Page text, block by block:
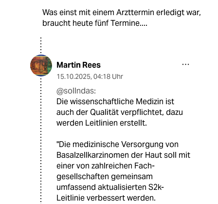
Was einst mit einem Arzttermin erledigt war,
braucht heute fünf Termine....
Martin Rees
15.10.2025, 04:18 Uhr
@sollndas:
Die wissenschaftliche Medizin ist
auch der Qualität verpflichtet, dazu
werden Leitlinien erstellt.
"Die medizinische Versorgung von
Basalzellkarzinomen der Haut soll mit
einer von zahlreichen Fach­
gesellschaften gemeinsam
umfassend aktualisierten S2k-
Leitlinie verbessert werden.